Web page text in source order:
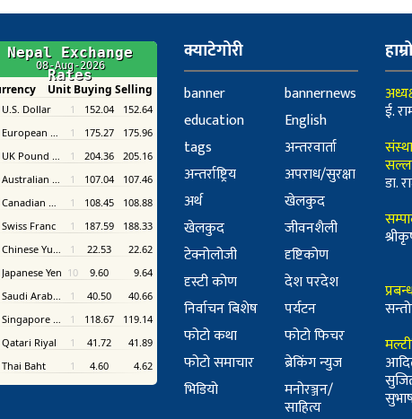
क्याटेगोरी
banner
bannernews
education
English
tags
अन्तरवार्ता
अन्तर्राष्ट्रिय
अपराध/सुरक्षा
अर्थ
खेलकुद
खेलकुद
जीवनशैली
टेक्नोलोजी
दृष्टिकोण
दृस्टी कोण
देश परदेश
निर्वाचन बिशेष
पर्यटन
फोटो कथा
फोटो फिचर
फोटो समाचार
ब्रेकिंग न्युज
भिडियो
मनोरञ्जन/
साहित्य
ई.
डा.